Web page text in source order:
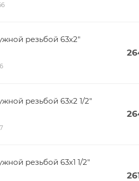
резьбой 63х2"
резьбой 63х2 1/2"
резьбой 63х1 1/2"